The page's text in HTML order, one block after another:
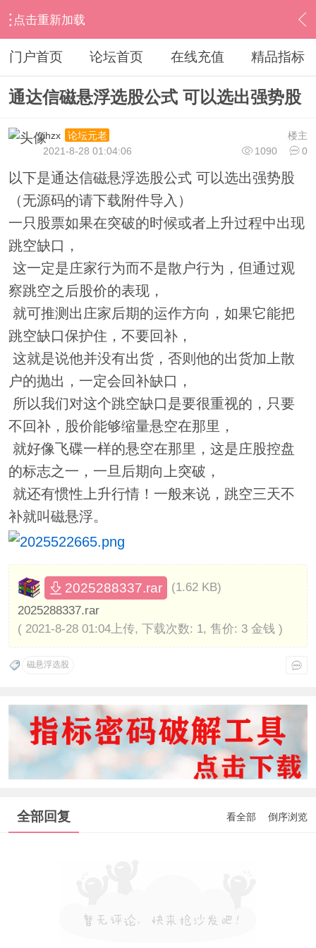
点击重新加载
› 通达信指标公式 › 条件选股公式 › 内容
门户首页 论坛首页 在线充值 精品指标
通达信磁悬浮选股公式 可以选出强势股
楼主
ihzx
论坛元老
1090
0
2021-8-28 01:04:06
以下是通达信磁悬浮选股公式 可以选出强势股
（无源码的请下载附件导入）
一只股票如果在突破的时候或者上升过程中出现
跳空缺口，
这一定是庄家行为而不是散户行为，但通过观
察跳空之后股价的表现，
就可推测出庄家后期的运作方向，如果它能把
跳空缺口保护住，不要回补，
这就是说他并没有出货，否则他的出货加上散
户的抛出，一定会回补缺口，
所以我们对这个跳空缺口是要很重视的，只要
不回补，股价能够缩量悬空在那里，
就好像飞碟一样的悬空在那里，这是庄股控盘
的标志之一，一旦后期向上突破，
就还有惯性上升行情！一般来说，跳空三天不
补就叫磁悬浮。
2025288337.rar
(1.62 KB)
2025288337.rar
( 2021-8-28 01:04上传, 下载次数: 1, 售价: 3 金钱 )
磁悬浮选股
全部回复 看全部 倒序浏览